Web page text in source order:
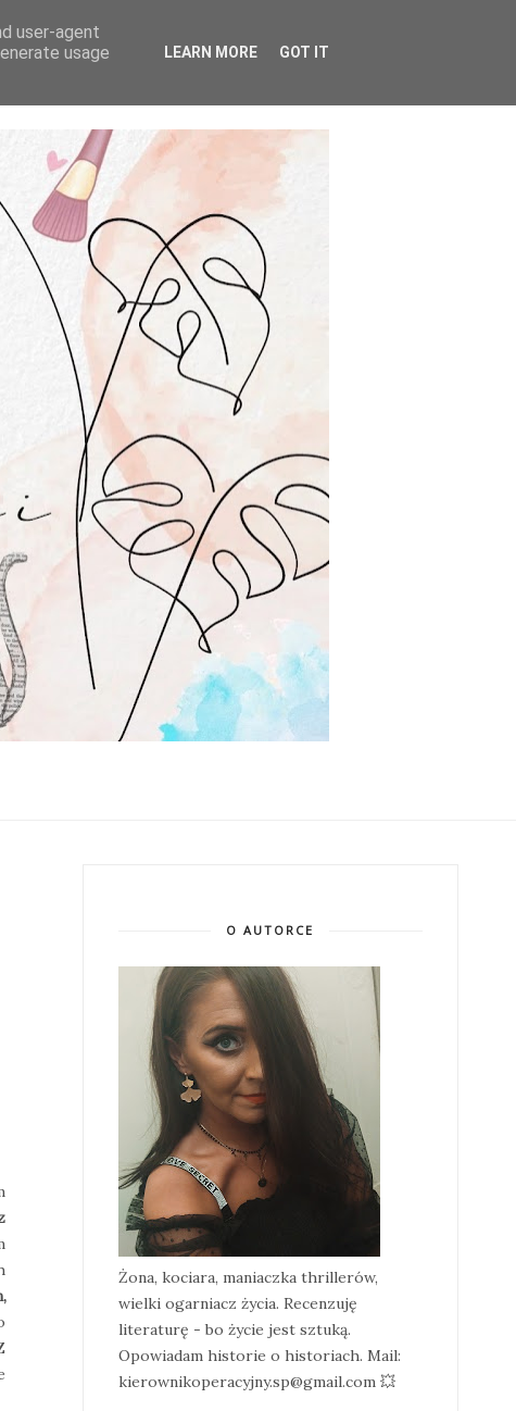
O AUTORCE
Żona, kociara, maniaczka thrillerów,
wielki ogarniacz życia. Recenzuję
literaturę - bo życie jest sztuką.
Opowiadam historie o historiach. Mail:
kierownikoperacyjny.sp@gmail.com 💥
user-agent
usage
LEARN MORE GOT IT